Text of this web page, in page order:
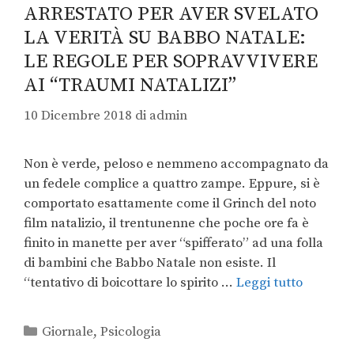
ARRESTATO PER AVER SVELATO
LA VERITÀ SU BABBO NATALE:
LE REGOLE PER SOPRAVVIVERE
AI “TRAUMI NATALIZI”
10 Dicembre 2018 di admin
Non è verde, peloso e nemmeno accompagnato da
un fedele complice a quattro zampe. Eppure, si è
comportato esattamente come il Grinch del noto
film natalizio, il trentunenne che poche ore fa è
finito in manette per aver “spifferato” ad una folla
di bambini che Babbo Natale non esiste. Il
“tentativo di boicottare lo spirito … Leggi tutto
Giornale,Psicologia